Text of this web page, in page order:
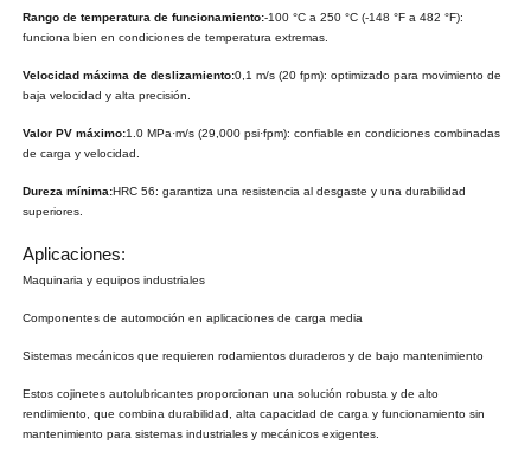
Rango de temperatura de funcionamiento:-100 °C a 250 °C (-148 °F a 482 °F):
funciona bien en condiciones de temperatura extremas.
Velocidad máxima de deslizamiento:0,1 m/s (20 fpm): optimizado para movimiento de
baja velocidad y alta precisión.
Valor PV máximo:1.0 MPa·m/s (29,000 psi·fpm): confiable en condiciones combinadas
de carga y velocidad.
Dureza mínima:HRC 56: garantiza una resistencia al desgaste y una durabilidad
superiores.
Aplicaciones:
Maquinaria y equipos industriales
Componentes de automoción en aplicaciones de carga media
Sistemas mecánicos que requieren rodamientos duraderos y de bajo mantenimiento
Estos cojinetes autolubricantes proporcionan una solución robusta y de alto
rendimiento, que combina durabilidad, alta capacidad de carga y funcionamiento sin
mantenimiento para sistemas industriales y mecánicos exigentes.